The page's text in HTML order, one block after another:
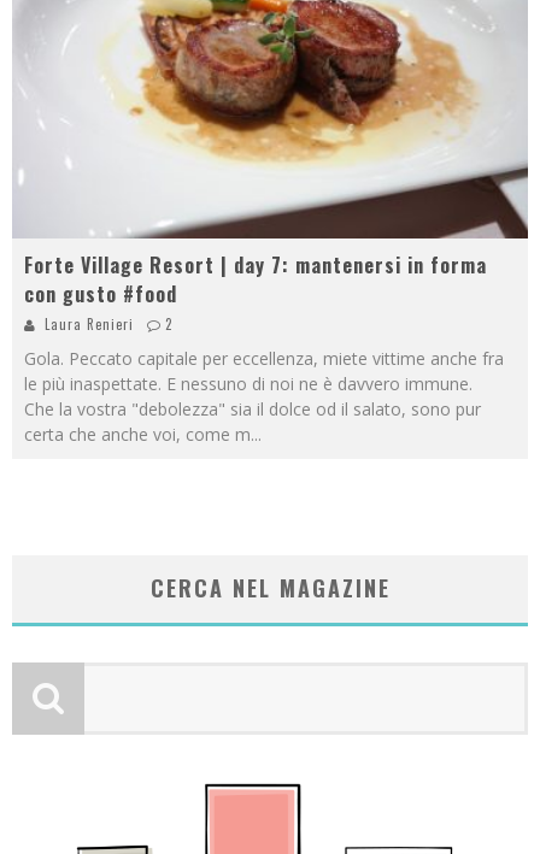
Forte Village Resort | day 7: mantenersi in forma
con gusto #food
Laura Renieri 2
Gola. Peccato capitale per eccellenza, miete vittime anche fra
le più inaspettate. E nessuno di noi ne è davvero immune.
Che la vostra "debolezza" sia il dolce od il salato, sono pur
certa che anche voi, come m...
CERCA NEL MAGAZINE